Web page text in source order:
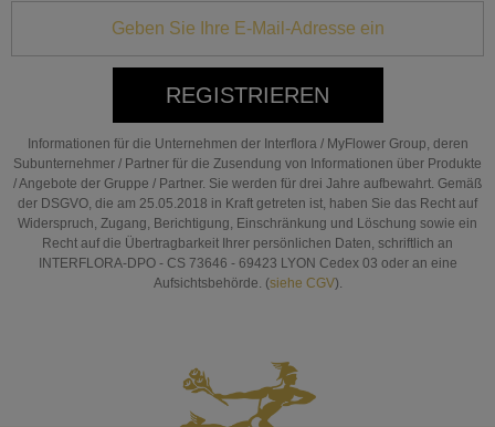
REGISTRIEREN
Informationen für die Unternehmen der Interflora / MyFlower Group, deren
Subunternehmer / Partner für die Zusendung von Informationen über Produkte
/ Angebote der Gruppe / Partner. Sie werden für drei Jahre aufbewahrt. Gemäß
der DSGVO, die am 25.05.2018 in Kraft getreten ist, haben Sie das Recht auf
Widerspruch, Zugang, Berichtigung, Einschränkung und Löschung sowie ein
Recht auf die Übertragbarkeit Ihrer persönlichen Daten, schriftlich an
INTERFLORA-DPO - CS 73646 - 69423 LYON Cedex 03 oder an eine
Aufsichtsbehörde. (siehe CGV).